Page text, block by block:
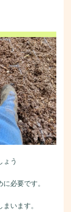
ょう
必要です。
います。